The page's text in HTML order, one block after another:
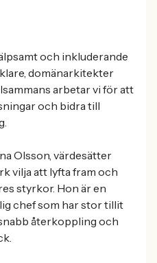
och inkluderande
domänarkitekter
arbetar vi för att
och bidra till
Olsson, värdesätter
vilja att lyfta fram och
styrkor. Hon är en
chef som har stor tillit
återkoppling och